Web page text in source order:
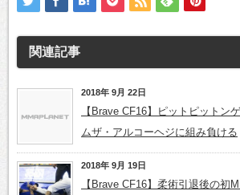
関連記事
2018年 9月 22日
【Brave CF16】ピットピットン
ムザ・アルコーヘジに組み負ける
2018年 9月 19日
【Brave CF16】柔術引退後の